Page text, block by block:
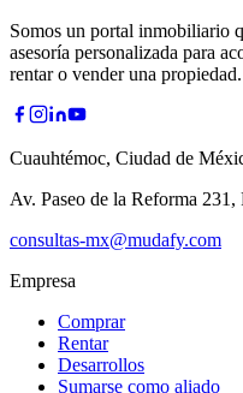
Somos un portal inmobiliario
asesoría personalizada para
rentar o vender una propiedad.
Cuauhtémoc, Ciudad de
Av. Paseo de la Reforma 231,
consultas-mx@mudafy.com
Empresa
Comprar
Rentar
Desarrollos
Sumarse como aliado